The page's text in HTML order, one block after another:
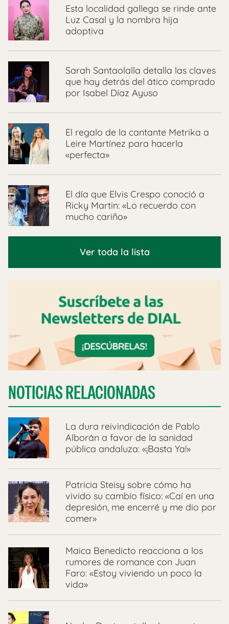
Esta localidad gallega se rinde ante
Luz Casal y la nombra hija
adoptiva
Sarah Santaolalla detalla las claves
que hay detrás del ático comprado
por Isabel Díaz Ayuso
El regalo de la cantante Metrika a
Leire Martínez para hacerla
«perfecta»
El día que Elvis Crespo conoció a
Ricky Martin: «Lo recuerdo con
mucho cariño»
Ver toda la lista
NOTICIAS RELACIONADAS
La dura reivindicación de Pablo
Alborán a favor de la sanidad
pública andaluza: «¡Basta Ya!»
Patricia Steisy sobre cómo ha
vivido su cambio físico: «Caí en una
depresión, me encerré y me dio por
comer»
Maica Benedicto reacciona a los
rumores de romance con Juan
Faro: «Estoy viviendo un poco la
vida»